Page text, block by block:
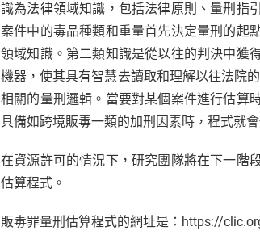
識為法律領域知識，包括法律原則、量刑指
案件中的毒品種類和重量首先決定量刑的起
領域知識。第二類知識是從以往的判決中獲
機器，使其具有智慧去讀取和理解以往法院
相關的量刑邏輯。當要對某個案件進行估算
具備如跨境販毒一類的加刑因素時，程式就
在資源許可的情況下，研究團隊將在下一階
估算程式。
販毒罪量刑估算程式的網址是：https://